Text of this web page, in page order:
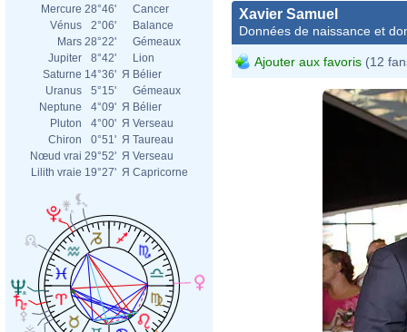
Mercure 28°46'
Cancer
Vénus
2°06'
Balance
Mars 28°22'
Gémeaux
Jupiter
8°42'
Lion
Saturne 14°36' Я Bélier
Uranus
5°15'
Gémeaux
Neptune
4°09' Я Bélier
Pluton
4°00' Я Verseau
Chiron
0°51' Я Taureau
Nœud vrai 29°52' Я Verseau
Lilith vraie 19°27' Я Capricorne
Xavier Samuel
Données de naissance et
Ajouter aux favoris (12